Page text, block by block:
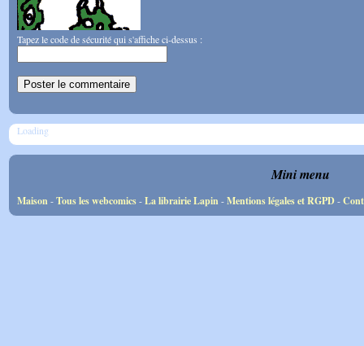
Tapez le code de sécurité qui s'affiche ci-dessus :
Loading
Mini menu
Maison-Tous les webcomics-La librairie Lapin-Mentions légales et RGPD-